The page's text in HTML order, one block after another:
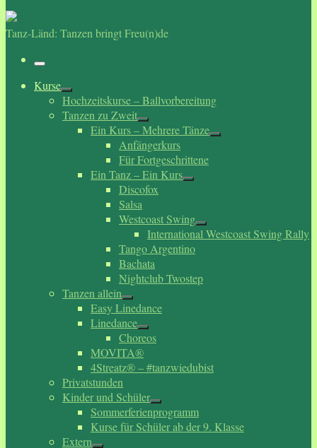
Tanz-Länd: Tanzen bringt Freu(n)de
Menü
Kurse
Hochzeitskurse – Ballvorbereitung
Tanzen zu Zweit
Ein Kurs – Mehrere Tänze
Anfängerkurs
Für Fortgeschrittene
Ein Tanz – Ein Kurs
Discofox
Salsa
Westcoast Swing
International Westcoast Swing Rally
Tango Argentino
Bachata
Nightclub Twostep
Tanzen allein
Easy Linedance
Linedance
Choreos
MOVITA®
4Streatz® – #tanzwiedubist
Privatstunden
Kinder und Schüler
Sommerferienprogramm
Kurse für Schüler ab der 9. Klasse
Extern